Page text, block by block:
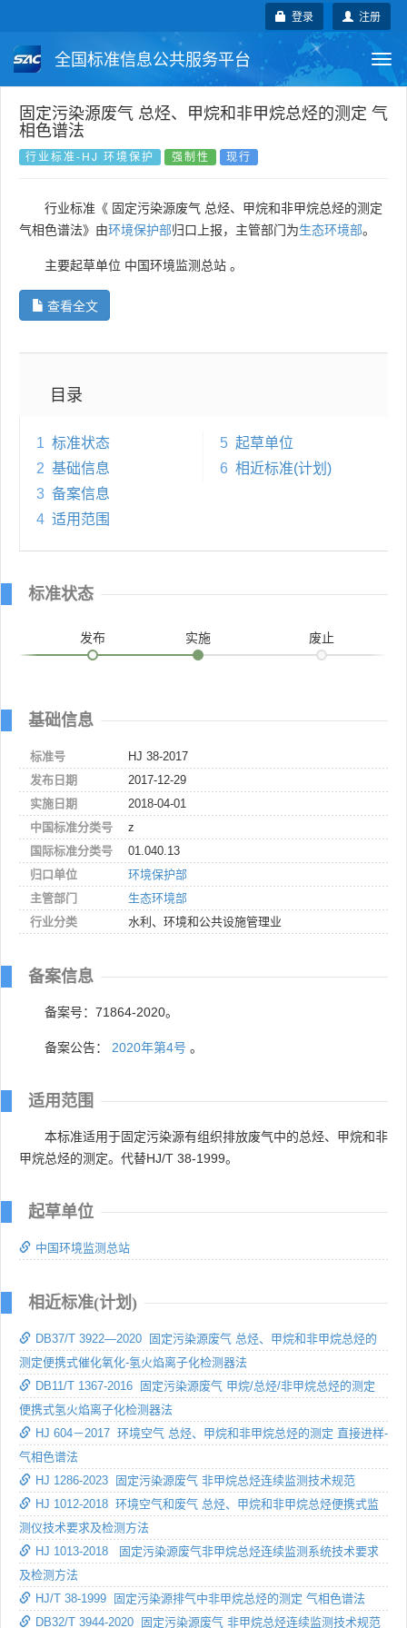
注册
登录
全国标准信息公共服务平台
国家标准 行业标准 地方标准
团体标准 企业标准
国外标准 技术委员会
固定污染源废气 总烃、甲烷和非甲烷总烃的测定 气
相色谱法
行业标准-HJ 环境保护 强制性 现行
行业标准《 固定污染源废气 总烃、甲烷和非甲烷总烃的测定
气相色谱法》由环境保护部归口上报，主管部门为生态环境部。
主要起草单位 中国环境监测总站 。
查看全文
目录
1 标准状态
2 基础信息
3 备案信息
4 适用范围
5 起草单位
6 相近标准(计划)
标准状态
发布 实施 废止
基础信息
标准号
HJ 38-2017
发布日期
2017-12-29
实施日期
2018-04-01
中国标准分类号
z
国际标准分类号
01.040.13
归口单位
环境保护部
主管部门
生态环境部
行业分类
水利、环境和公共设施管理业
备案信息
备案号：71864-2020。
备案公告： 2020年第4号 。
适用范围
本标准适用于固定污染源有组织排放废气中的总烃、甲烷和非
甲烷总烃的测定。代替HJ/T 38-1999。
起草单位
中国环境监测总站
相近标准(计划)
DB37/T 3922—2020 固定污染源废气 总烃、甲烷和非甲烷总烃的
测定便携式催化氧化-氢火焰离子化检测器法
DB11/T 1367-2016 固定污染源废气 甲烷/总烃/非甲烷总烃的测定
便携式氢火焰离子化检测器法
HJ 604－2017 环境空气 总烃、甲烷和非甲烷总烃的测定 直接进样-
气相色谱法
HJ 1286-2023 固定污染源废气 非甲烷总烃连续监测技术规范
HJ 1012-2018 环境空气和废气 总烃、甲烷和非甲烷总烃便携式监
测仪技术要求及检测方法
HJ 1013-2018 固定污染源废气非甲烷总烃连续监测系统技术要求
及检测方法
HJ/T 38-1999 固定污染源排气中非甲烷总烃的测定 气相色谱法
DB32/T 3944-2020 固定污染源废气 非甲烷总烃连续监测技术规范